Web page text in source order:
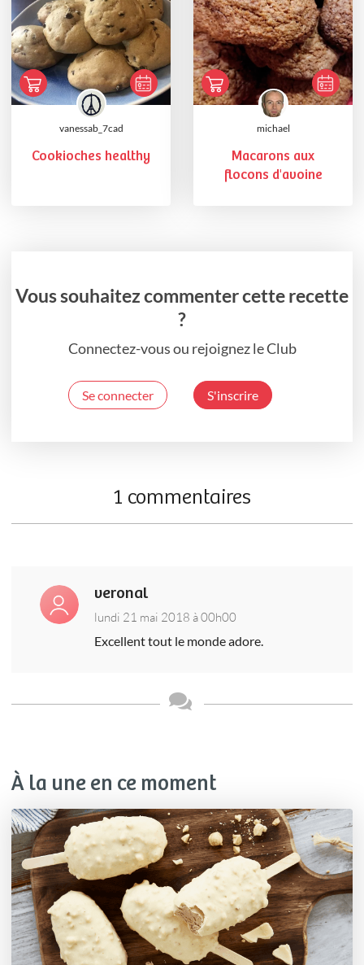
vanessab_7cad
Cookioches healthy
michael
Macarons aux
flocons d'avoine
Vous souhaitez commenter cette recette
?
Connectez-vous ou rejoignez le Club
Se connecter S'inscrire
1 commentaires
veronal
lundi 21 mai 2018 à 00h00
Excellent tout le monde adore.
À la une en ce moment